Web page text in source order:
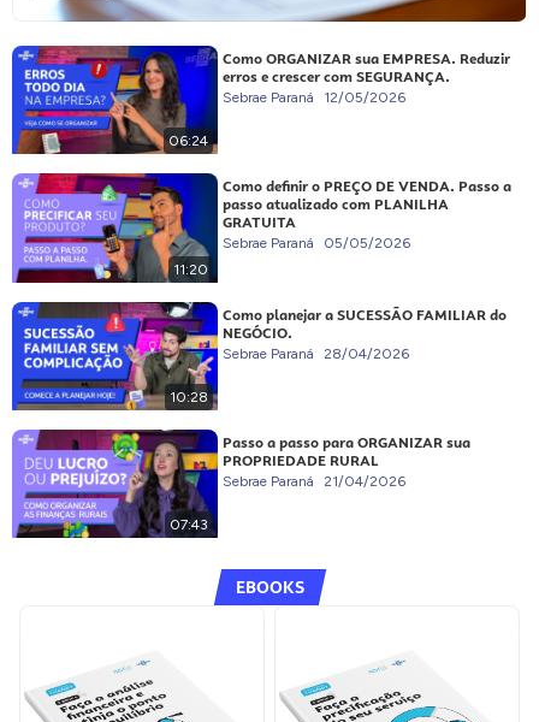
06:24
Como ORGANIZAR sua EMPRESA. Reduzir
erros e crescer com SEGURANÇA.
Sebrae Paraná 12/05/2026
11:20
Como definir o PREÇO DE VENDA. Passo a
passo atualizado com PLANILHA
GRATUITA
Sebrae Paraná 05/05/2026
10:28
Como planejar a SUCESSÃO FAMILIAR do
NEGÓCIO.
Sebrae Paraná 28/04/2026
07:43
Passo a passo para ORGANIZAR sua
PROPRIEDADE RURAL
Sebrae Paraná 21/04/2026
EBOOKS